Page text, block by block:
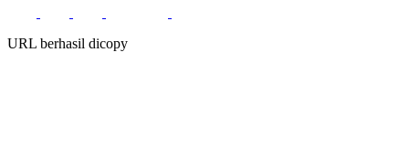
URL berhasil dicopy